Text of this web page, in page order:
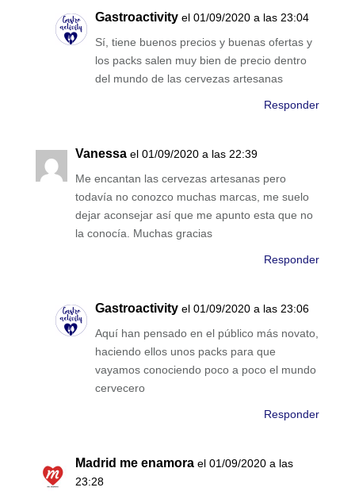
Gastroactivity el 01/09/2020 a las 23:04
Sí, tiene buenos precios y buenas ofertas y
los packs salen muy bien de precio dentro
del mundo de las cervezas artesanas
Responder
Vanessa el 01/09/2020 a las 22:39
Me encantan las cervezas artesanas pero
todavía no conozco muchas marcas, me suelo
dejar aconsejar así que me apunto esta que no
la conocía. Muchas gracias
Responder
Gastroactivity el 01/09/2020 a las 23:06
Aquí han pensado en el público más novato,
haciendo ellos unos packs para que
vayamos conociendo poco a poco el mundo
cervecero
Responder
Madrid me enamora el 01/09/2020 a las
23:28